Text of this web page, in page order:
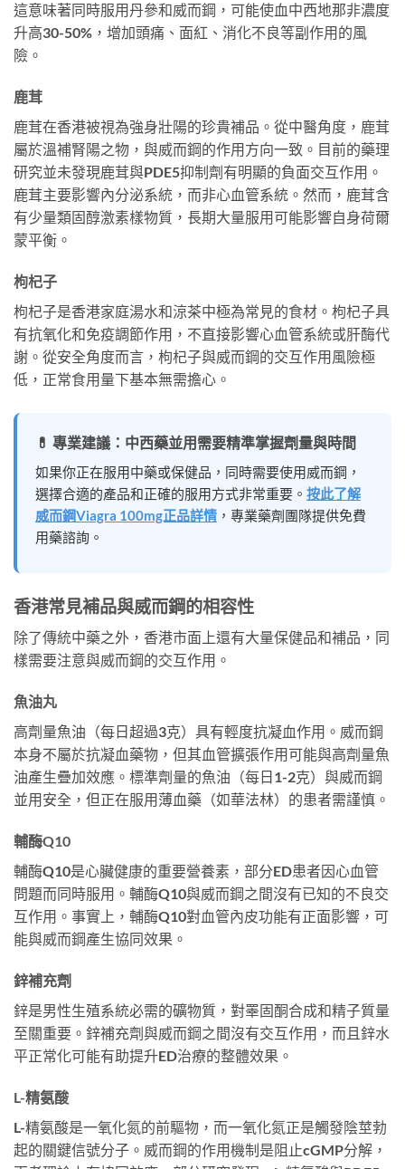
這意味著同時服用丹參和威而鋼，可能使血中西地那非濃度
升高30-50%，增加頭痛、面紅、消化不良等副作用的風
險。
鹿茸
鹿茸在香港被視為強身壯陽的珍貴補品。從中醫角度，鹿茸
屬於溫補腎陽之物，與威而鋼的作用方向一致。目前的藥理
研究並未發現鹿茸與PDE5抑制劑有明顯的負面交互作用。
鹿茸主要影響內分泌系統，而非心血管系統。然而，鹿茸含
有少量類固醇激素樣物質，長期大量服用可能影響自身荷爾
蒙平衡。
枸杞子
枸杞子是香港家庭湯水和涼茶中極為常見的食材。枸杞子具
有抗氧化和免疫調節作用，不直接影響心血管系統或肝酶代
謝。從安全角度而言，枸杞子與威而鋼的交互作用風險極
低，正常食用量下基本無需擔心。
💊 專業建議：中西藥並用需要精準掌握劑量與時間
如果你正在服用中藥或保健品，同時需要使用威而鋼，
選擇合適的產品和正確的服用方式非常重要。 按此了解
威而鋼Viagra 100mg正品詳情 ，專業藥劑團隊提供免費
用藥諮詢。
香港常見補品與威而鋼的相容性
除了傳統中藥之外，香港市面上還有大量保健品和補品，同
樣需要注意與威而鋼的交互作用。
魚油丸
高劑量魚油（每日超過3克）具有輕度抗凝血作用。威而鋼
本身不屬於抗凝血藥物，但其血管擴張作用可能與高劑量魚
油產生疊加效應。標準劑量的魚油（每日1-2克）與威而鋼
並用安全，但正在服用薄血藥（如華法林）的患者需謹慎。
輔酶Q10
輔酶Q10是心臟健康的重要營養素，部分ED患者因心血管
問題而同時服用。輔酶Q10與威而鋼之間沒有已知的不良交
互作用。事實上，輔酶Q10對血管內皮功能有正面影響，可
能與威而鋼產生協同效果。
鋅補充劑
鋅是男性生殖系統必需的礦物質，對睪固酮合成和精子質量
至關重要。鋅補充劑與威而鋼之間沒有交互作用，而且鋅水
平正常化可能有助提升ED治療的整體效果。
L-精氨酸
L-精氨酸是一氧化氮的前驅物，而一氧化氮正是觸發陰莖勃
起的關鍵信號分子。威而鋼的作用機制是阻止cGMP分解，